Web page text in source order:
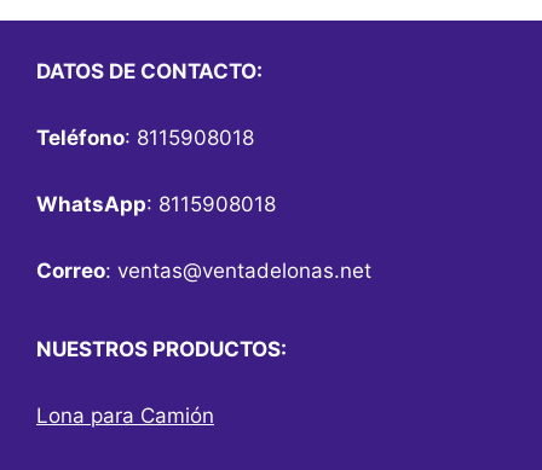
DATOS DE CONTACTO:
Teléfono: 8115908018
WhatsApp: 8115908018
Correo: ventas@ventadelonas.net
NUESTROS PRODUCTOS:
Lona para Camión